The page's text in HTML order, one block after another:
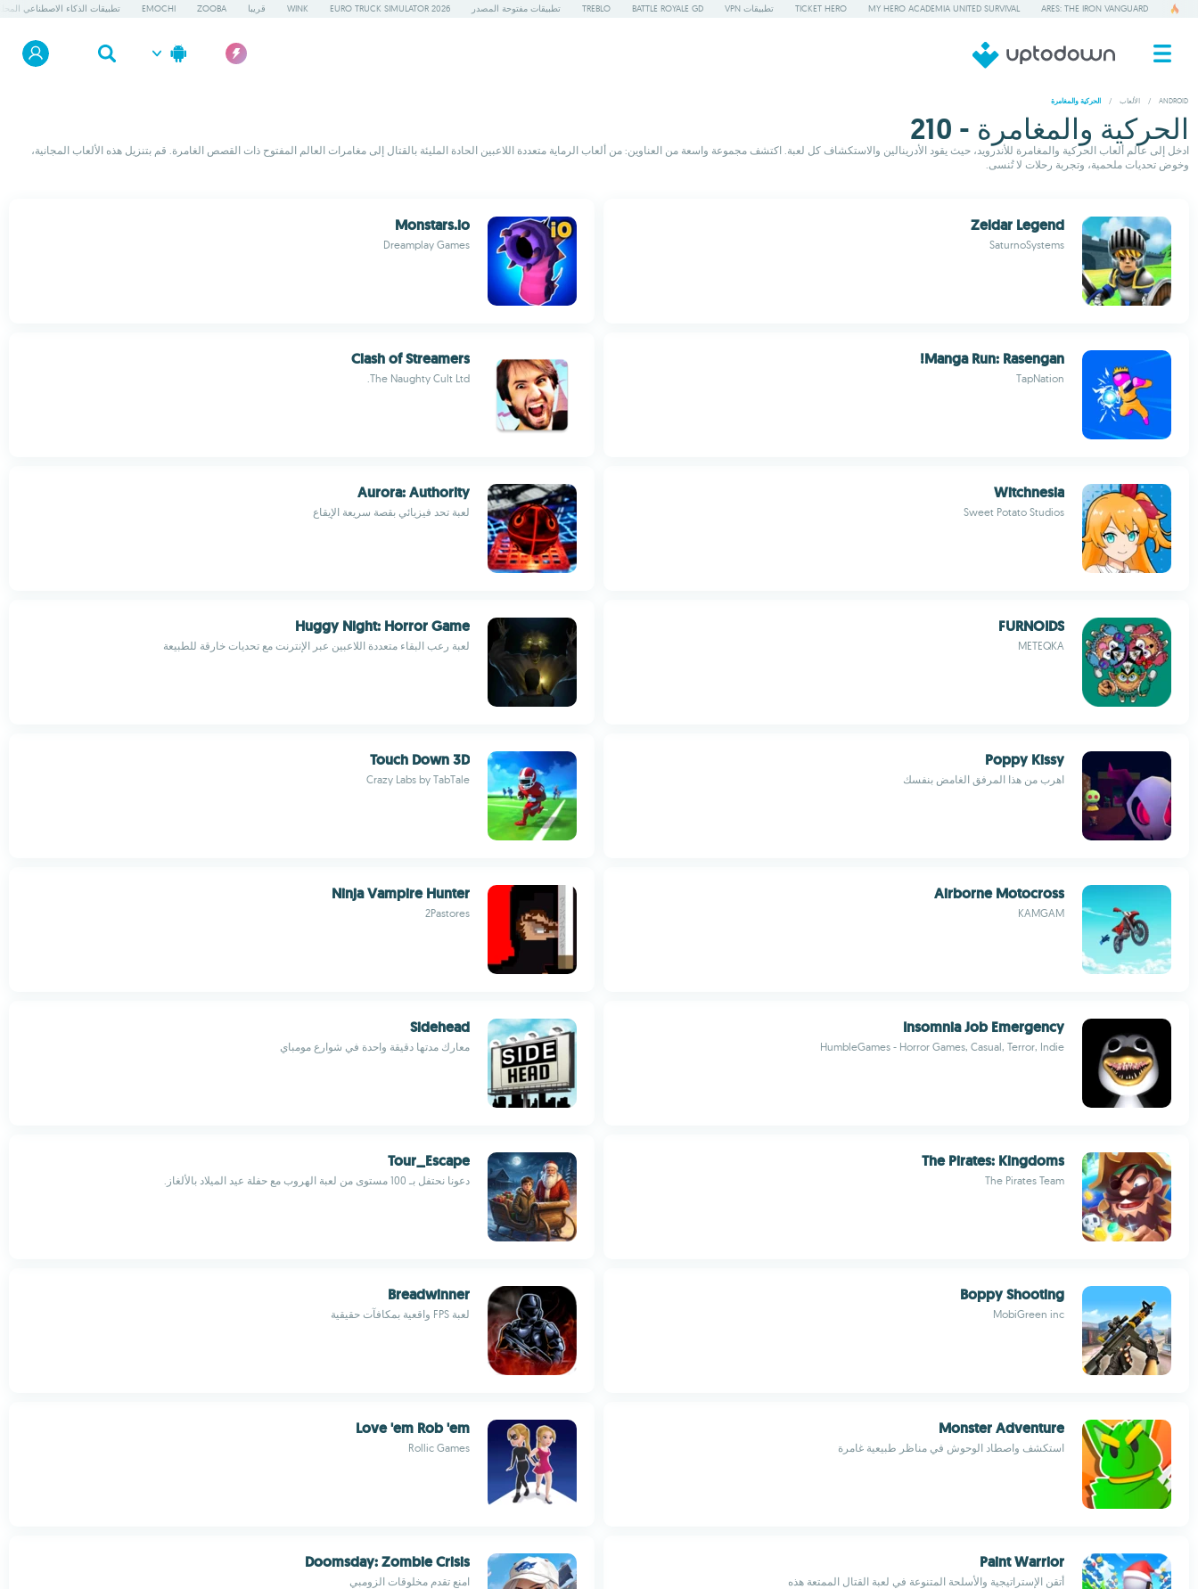
ARES: THE IRON VANGUARD
MY HERO ACADEMIA UNITED SURVIVAL
TICKET HERO تطبيقات VPN BATTLE ROYALE GD
TREBLO تطبيقات مفتوحة المصدر EURO TRUCK SIMULATOR 2026
WINK قريبا ZOOBA
EMOCHI تطبيقات الذكاء الاصطناعي
ANDROID
/ الألعاب / الحركية والمغامرة
الحركية والمغامرة - 210
ادخل إلى عالم ألعاب الحركية والمغامرة للأندرويد، حيث يقود الأدرينالين والاستكشاف كل لعبة. اكتشف مجموعة واسعة من العناوين: من ألعاب الرماية متعددة اللاعبين الحادة المليئة بالقتال إلى مغامرات العالم المفتوح ذات القصص الغامرة. قم بتنزيل هذه الألعاب المجانية،
وخوض تحديات ملحمية، وتجربة رحلات لا تُنسى.
Zeldar Legend
SaturnoSystems
Monstars.io
Dreamplay Games
Manga Run: Rasengan!
TapNation
Clash of Streamers
The Naughty Cult Ltd.
Witchnesia
Sweet Potato Studios
Aurora: Authority
لعبة تحد فيزيائي بقصة سريعة الإيقاع
FURNOIDS
METEQKA
Huggy Night: Horror Game
لعبة رعب البقاء متعددة اللاعبين عبر الإنترنت مع تحديات خارقة للطبيعة
Poppy Kissy
اهرب من هذا المرفق الغامض بنفسك
Touch Down 3D
Crazy Labs by TabTale
Airborne Motocross
KAMGAM
Ninja Vampire Hunter
2Pastores
Insomnia Job Emergency
HumbleGames - Horror Games, Casual, Terror, Indie
Sidehead
معارك مدتها دقيقة واحدة في شوارع مومباي
The Pirates: Kingdoms
The Pirates Team
Tour_Escape
دعونا نحتفل بـ 100 مستوى من لعبة الهروب مع حفلة عيد الميلاد بالألغاز.
Boppy Shooting
MobiGreen inc
Breadwinner
لعبة FPS واقعية بمكافآت حقيقية
Monster Adventure
استكشف واصطاد الوحوش في مناظر طبيعية غامرة
Love 'em Rob 'em
Rollic Games
Paint Warrior
أتقن الإستراتيجية والأسلحة المتنوعة في لعبة القتال الممتعة هذه
Doomsday: Zombie Crisis
امنع تقدم مخلوقات الزومبي